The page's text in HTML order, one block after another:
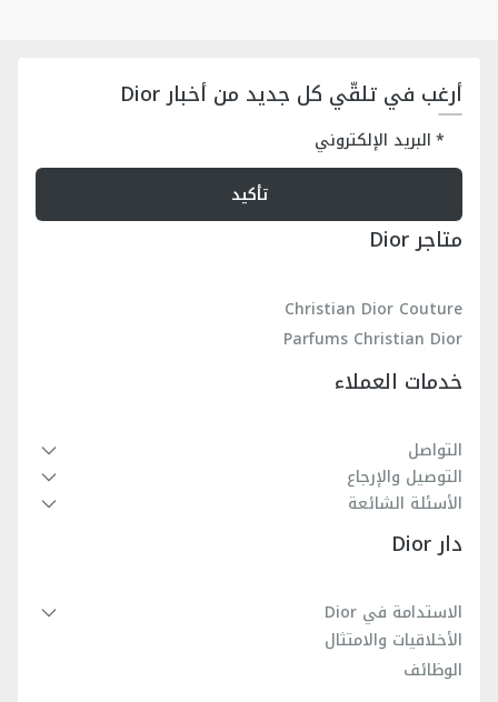
أرغب في تلقّي كل جديد من أخبار Dior
البريد الإلكتروني
تأكيد
متاجر Dior
Christian Dior Couture
Parfums Christian Dior
خدمات العملاء
التواصل
التوصيل والإرجاع
الأسئلة الشائعة
دار Dior
الاستدامة في Dior
الأخلاقيات والامتثال
الوظائف